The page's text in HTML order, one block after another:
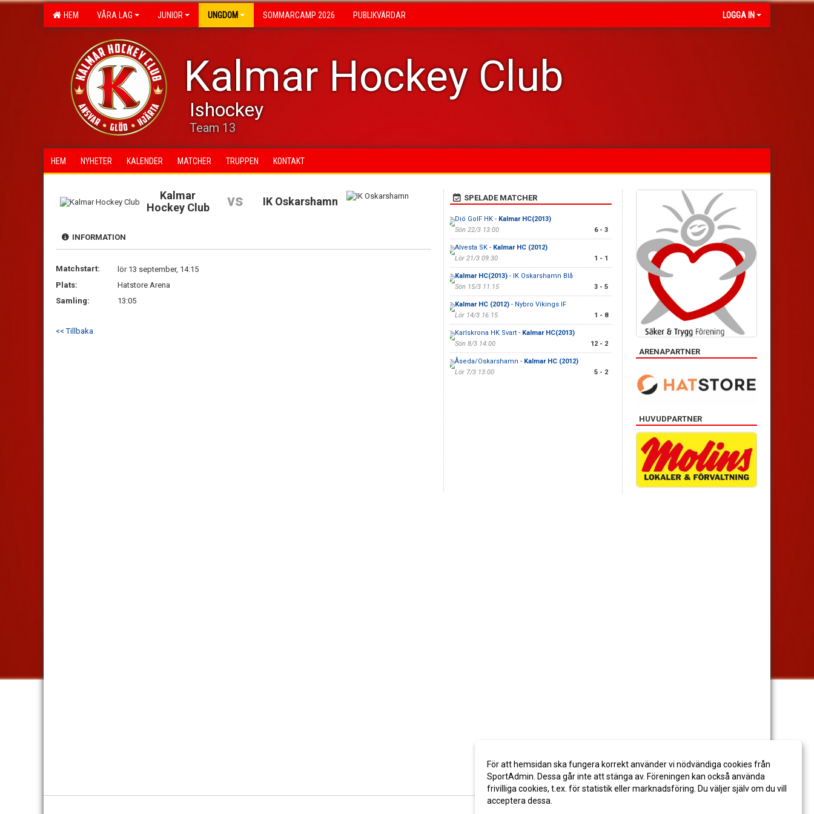
HEM VÅRA LAG JUNIOR UNGDOM SOMMARCAMP 2026 PUBLIKVÄRDAR LOGGA IN
Kalmar Hockey Club
Ishockey
Team 13
HEM NYHETER KALENDER MATCHER TRUPPEN KONTAKT
Kalmar
Hockey Club
vs IK Oskarshamn
INFORMATION
Matchstart:
lör 13 september, 14:15
Plats:
Hatstore Arena
Samling:
13:05
<< Tillbaka
SPELADE MATCHER
Diö GoIF HK - Kalmar HC(2013)
Sön 22/3 13:00
6 - 3
Alvesta SK - Kalmar HC (2012)
Lör 21/3 09:30
1 - 1
Kalmar HC(2013)- IK Oskarshamn Blå
Sön 15/3 11:15
3 - 5
Kalmar HC (2012)- Nybro Vikings IF
Lör 14/3 16:15
1 - 8
Karlskrona HK Svart - Kalmar HC(2013)
Sön 8/3 14:00
12 - 2
Åseda/Oskarshamn - Kalmar HC (2012)
Lör 7/3 13:00
5 - 2
ARENAPARTNER
HUVUDPARTNER
För att hemsidan ska fungera korrekt använder vi nödvändiga cookies från
SportAdmin. Dessa går inte att stänga av. Föreningen kan också använda
frivilliga cookies, t.ex. för statistik eller marknadsföring. Du väljer själv om du vill
acceptera dessa.